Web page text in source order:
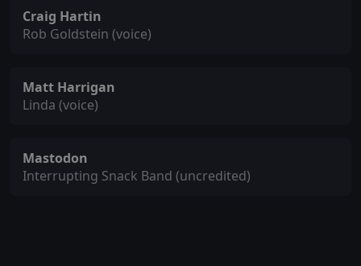
Craig Hartin
Rob Goldstein (voice)
Matt Harrigan
Linda (voice)
Mastodon
Interrupting Snack Band (uncredited)